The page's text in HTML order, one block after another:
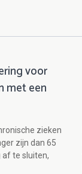
voor
met een
zieken
zijn dan 65
af te sluiten,